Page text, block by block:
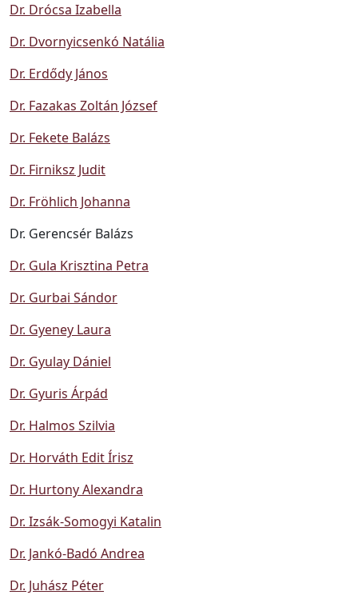
Dr. Drócsa Izabella
Dr. Dvornyicsenkó Natália
Dr. Erdődy János
Dr. Fazakas Zoltán József
Dr. Fekete Balázs
Dr. Firniksz Judit
Dr. Fröhlich Johanna
Dr. Gerencsér Balázs
Dr. Gula Krisztina Petra
Dr. Gurbai Sándor
Dr. Gyeney Laura
Dr. Gyulay Dániel
Dr. Gyuris Árpád
Dr. Halmos Szilvia
Dr. Horváth Edit Írisz
Dr. Hurtony Alexandra
Dr. Izsák-Somogyi Katalin
Dr. Jankó-Badó Andrea
Dr. Juhász Péter